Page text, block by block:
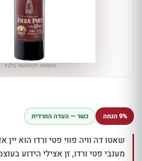
התמונה להמחשה בלבד
9% הנחה כשר — העדה החרדית
שאטו דה וויה פווי פטי ורדו הוא יין
מענבי פטי ורדו, זן אצילי הידוע